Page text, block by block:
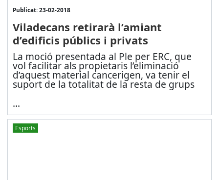
Publicat: 23-02-2018
Viladecans retirarà l’amiant
d’edificis públics i privats
La moció presentada al Ple per ERC, que
vol facilitar als propietaris l’eliminació
d’aquest material cancerigen, va tenir el
suport de la totalitat de la resta de grups
...
Esports